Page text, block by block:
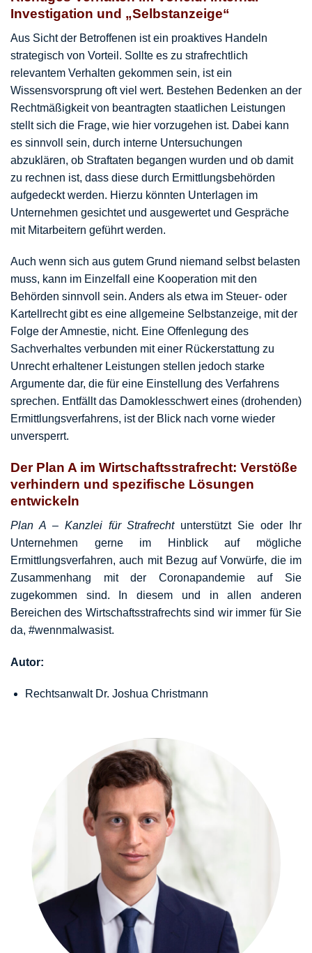
Investigation und „Selbstanzeige“
Aus Sicht der Betroffenen ist ein proaktives Handeln
strategisch von Vorteil. Sollte es zu strafrechtlich
relevantem Verhalten gekommen sein, ist ein
Wissensvorsprung oft viel wert. Bestehen Bedenken an der
Rechtmäßigkeit von beantragten staatlichen Leistungen
stellt sich die Frage, wie hier vorzugehen ist. Dabei kann
es sinnvoll sein, durch interne Untersuchungen
abzuklären, ob Straftaten begangen wurden und ob damit
zu rechnen ist, dass diese durch Ermittlungsbehörden
aufgedeckt werden. Hierzu könnten Unterlagen im
Unternehmen gesichtet und ausgewertet und Gespräche
mit Mitarbeitern geführt werden.
Auch wenn sich aus gutem Grund niemand selbst belasten
muss, kann im Einzelfall eine Kooperation mit den
Behörden sinnvoll sein. Anders als etwa im Steuer- oder
Kartellrecht gibt es eine allgemeine Selbstanzeige, mit der
Folge der Amnestie, nicht. Eine Offenlegung des
Sachverhaltes verbunden mit einer Rückerstattung zu
Unrecht erhaltener Leistungen stellen jedoch starke
Argumente dar, die für eine Einstellung des Verfahrens
sprechen. Entfällt das Damoklesschwert eines (drohenden)
Ermittlungsverfahrens, ist der Blick nach vorne wieder
unversperrt.
Der Plan A im Wirtschaftsstrafrecht: Verstöße
verhindern und spezifische Lösungen
entwickeln
Plan A – Kanzlei für Strafrechtunterstützt Sie oder Ihr
Unternehmen gerne im Hinblick auf mögliche
Ermittlungsverfahren, auch mit Bezug auf Vorwürfe, die im
Zusammenhang mit der Coronapandemie auf Sie
zugekommen sind. In diesem und in allen anderen
Bereichen des Wirtschaftsstrafrechts sind wir immer für Sie
da, #wennmalwasist.
Autor:
Rechtsanwalt Dr. Joshua Christmann